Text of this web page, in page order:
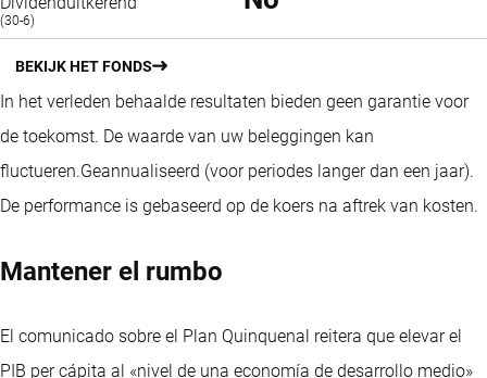
(30-6)
BEKIJK HET FONDS
In het verleden behaalde resultaten bieden geen garantie voor
de toekomst. De waarde van uw beleggingen kan
fluctueren.Geannualiseerd (voor periodes langer dan een jaar).
De performance is gebaseerd op de koers na aftrek van kosten.
Mantener el rumbo
El comunicado sobre el Plan Quinquenal reitera que elevar el
PIB per cápita al «nivel de una economía de desarrollo medio»